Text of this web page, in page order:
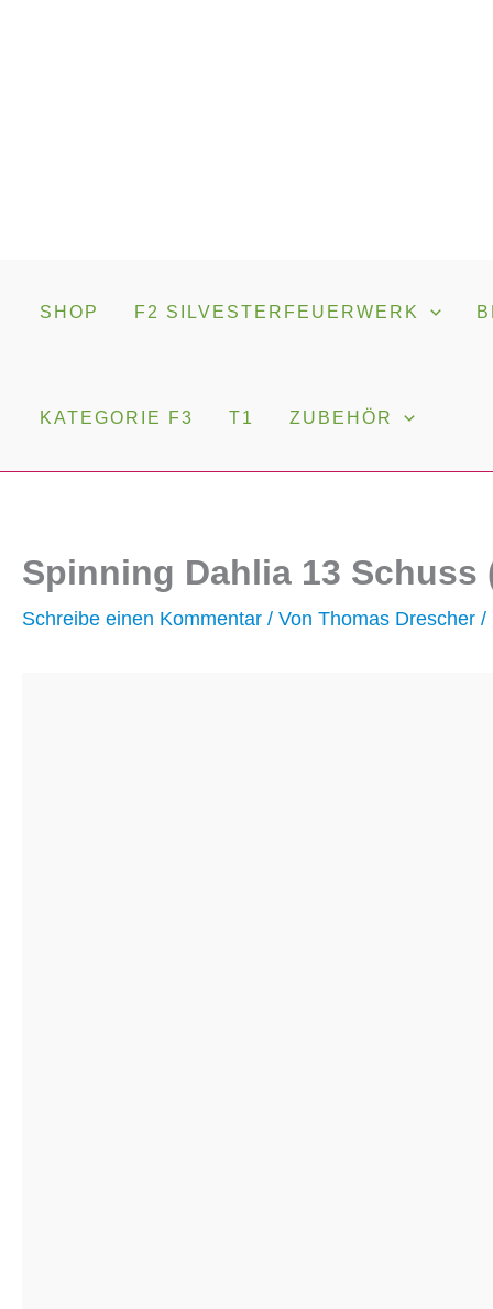
SHOP F2 SILVESTERFEUERWERK
KATEGORIE F3 T1 ZUBEHÖR
Spinning Dahlia 13 Schuss
Schreibe einen Kommentar / Von Thomas Drescher /